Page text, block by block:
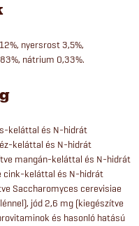
nyersrost 3,5%,
nátrium 0,33%.
keláttal és N-hidrát
keláttal és N-hidrát
mangán-keláttal és N-hidrát
cink-keláttal és N-hidrát
Saccharomyces cerevisiae
jód 2,6 mg (kiegészítve
és hasonló hatású